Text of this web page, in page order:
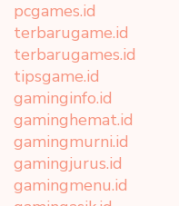
pcgames.id
terbarugame.id
terbarugames.id
tipsgame.id
gaminginfo.id
gaminghemat.id
gamingmurni.id
gamingjurus.id
gamingmenu.id